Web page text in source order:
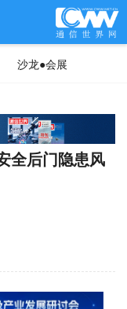
沙龙●会展
全后门隐患风